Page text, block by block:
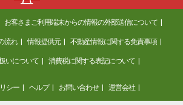
お客さまご利用端末からの情報の外部送信について
流れ 情報提供元 不動産情報に関する免責事項
いについて 消費税に関する表記について
シー ヘルプ お問い合わせ 運営会社